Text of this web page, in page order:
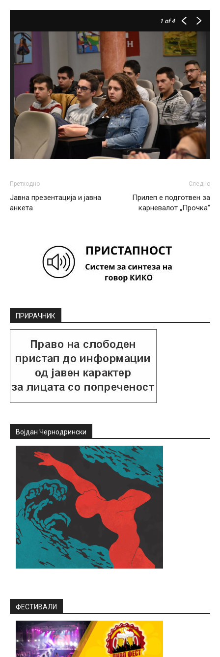
1 of 4
Претходно
Јавна презентација и јавна
анкета
Следно
Прилеп е подготвен за
карневалот „Прочка“
ПРИРАЧНИК
Војдан Чернодрински
ФЕСТИВАЛИ